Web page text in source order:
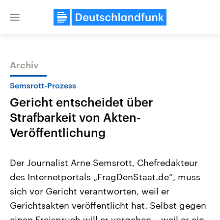
Close
Themen
2026
Alle Informationen
Sachsen-Anhalt wählt am 6.
September 2026 einen neuen
Landtag. Seit 2021 wird das
Bundesland von einer Koalition aus
Aktuelle Beiträge,
Hintergründe
Wirtschaftlich und
gehören die Vereinigten
den mächtigsten Ländern
mit großem Einfluss auf
Archiv
Semsrott-Prozess
Gericht entscheidet über
Strafbarkeit von Akten-
Veröffentlichung
Der Journalist Arne Semsrott, Chefredakteur
des Internetportals „FragDenStaat.de“, muss
sich vor Gericht verantworten, weil er
Gerichtsakten veröffentlicht hat. Selbst gegen